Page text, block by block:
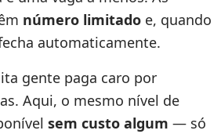
número limitado e, quando
automaticamente.
gente paga caro por
Aqui, o mesmo nível de
sem custo algum — só